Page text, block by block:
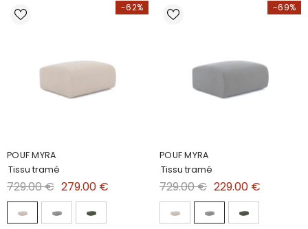
-62%
POUF MYRA
Tissu tramé
729.00 € 279.00 €
-69%
POUF MYRA
Tissu tramé
729.00 € 229.00 €